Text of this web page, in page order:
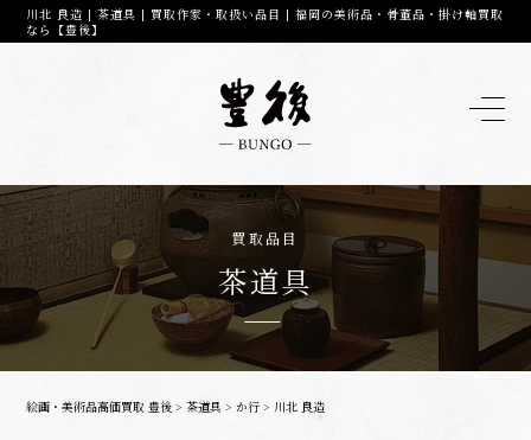
川北 良造 | 茶道具 | 買取作家・取扱い品目 | 福岡の美術品・骨董品・掛け軸買取
なら【豊後】
買取品目
茶道具
絵画・美術品高価買取 豊後 >茶道具 > か行 > 川北 良造